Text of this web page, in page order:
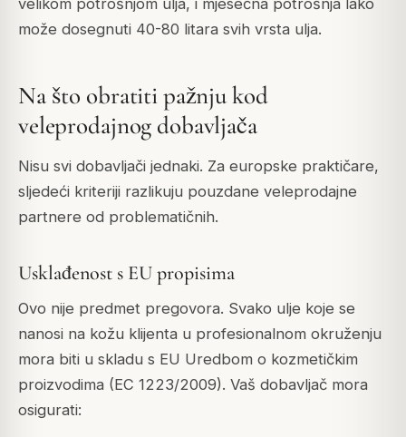
velikom potrošnjom ulja, i mjesečna potrošnja lako
može dosegnuti 40-80 litara svih vrsta ulja.
Na što obratiti pažnju kod
veleprodajnog dobavljača
Nisu svi dobavljači jednaki. Za europske praktičare,
sljedeći kriteriji razlikuju pouzdane veleprodajne
partnere od problematičnih.
Usklađenost s EU propisima
Ovo nije predmet pregovora. Svako ulje koje se
nanosi na kožu klijenta u profesionalnom okruženju
mora biti u skladu s EU Uredbom o kozmetičkim
proizvodima (EC 1223/2009). Vaš dobavljač mora
osigurati: